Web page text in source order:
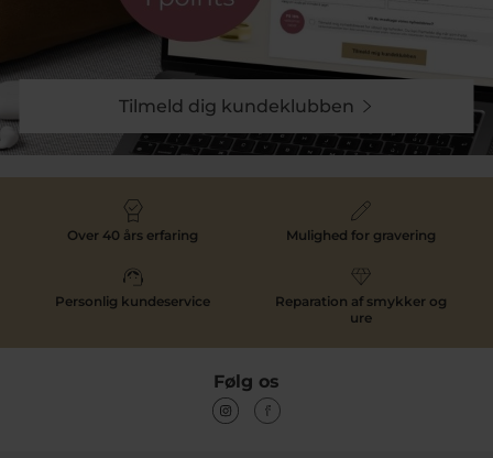
Find Din Sølvring med Sten hos Pind J.
Design
Besøg vores butik og oplev det brede udvalg af
sølvringe med sten , eller bestil online og få dit nye
smykke leveret direkte til døren. Har du spørgsmål?
Kontakt os, så hjælper vi dig med at finde det perfekte
smykke til enhver anledning.
sølvring med ædelsten
hos Pind J. Design i dag.
Tilmeld dig kundeklubben
Over 40 års erfaring Mulighed for gravering
Personlig kundeservice
Reparation af smykker og
ure
Følg os